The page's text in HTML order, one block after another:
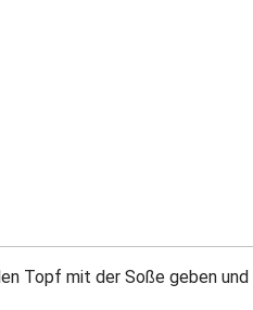
Topf mit der Soße geben